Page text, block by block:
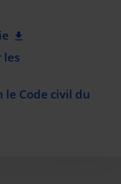
les
le Code civil du